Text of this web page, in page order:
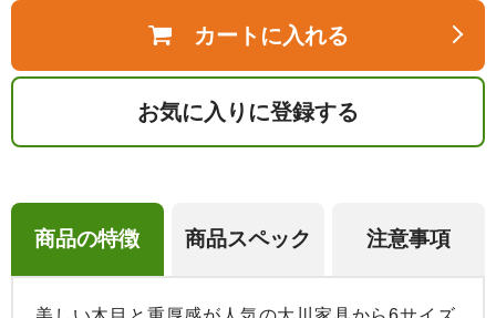
カートに入れる
お気に入りに登録する
商品の特徴 商品スペック 注意事項